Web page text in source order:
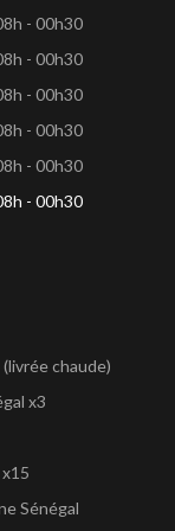
- 00h30
- 00h30
- 00h30
- 00h30
- 00h30
- 00h30
chaude)
x3
Sénégal